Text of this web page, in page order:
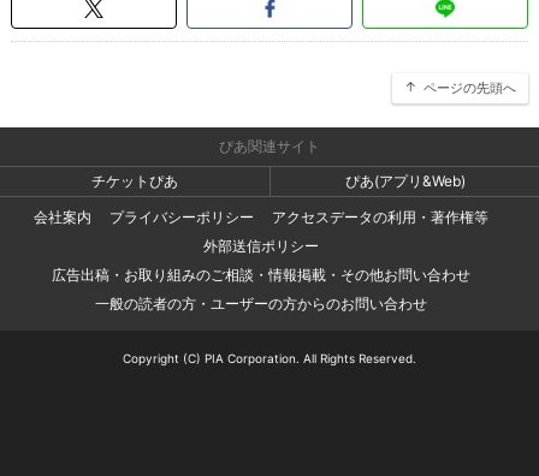
ページの先頭へ
ぴあ関連サイト
チケットぴあ
ぴあ(アプリ&Web)
会社案内
プライバシーポリシー
アクセスデータの利用・著作権等
外部送信ポリシー
広告出稿・お取り組みのご相談・情報掲載・その他お問い合わせ
一般の読者の方・ユーザーの方からのお問い合わせ
Copyright (C) PIA Corporation. All Rights Reserved.